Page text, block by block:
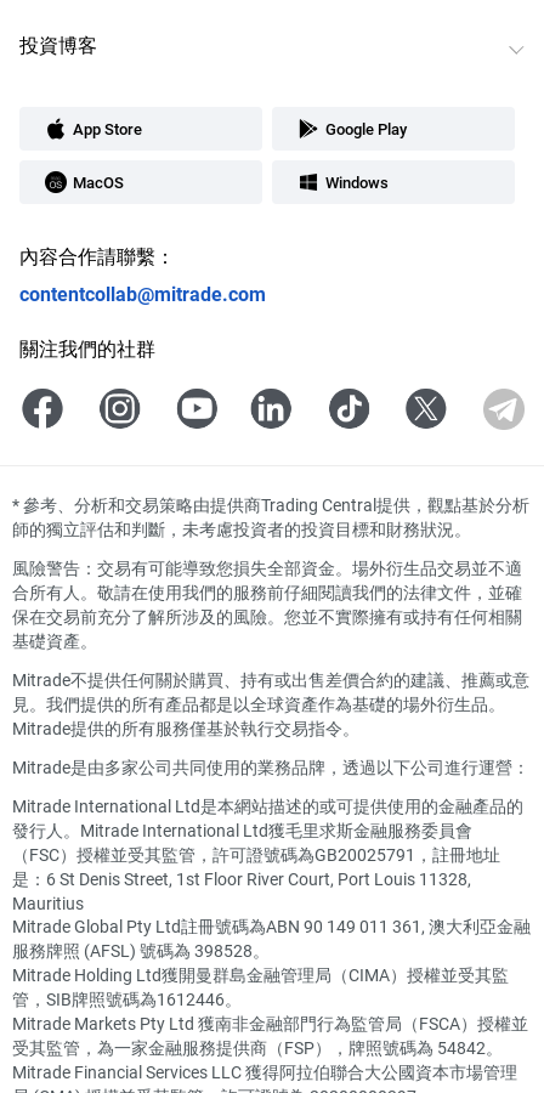
投資博客
App Store Google Play
MacOS Windows
內容合作請聯繫：
contentcollab@mitrade.com
關注我們的社群
*參考、分析和交易策略由提供商Trading Central提供，觀點基於分析
師的獨立評估和判斷，未考慮投資者的投資目標和財務狀況。
風險警告：交易有可能導致您損失全部資金。場外衍生品交易並不適
合所有人。敬請在使用我們的服務前仔細閱讀我們的法律文件，並確
保在交易前充分了解所涉及的風險。您並不實際擁有或持有任何相關
基礎資產。
Mitrade不提供任何關於購買、持有或出售差價合約的建議、推薦或意
見。我們提供的所有產品都是以全球資產作為基礎的場外衍生品。
Mitrade提供的所有服務僅基於執行交易指令。
Mitrade是由多家公司共同使用的業務品牌，透過以下公司進行運營：
Mitrade International Ltd是本網站描述的或可提供使用的金融產品的
發行人。Mitrade International Ltd獲毛里求斯金融服務委員會
（FSC）授權並受其監管，許可證號碼為GB20025791，註冊地址
是：6 St Denis Street, 1st Floor River Court, Port Louis 11328,
Mauritius
Mitrade Global Pty Ltd註冊號碼為ABN 90 149 011 361, 澳大利亞金融
服務牌照 (AFSL) 號碼為 398528。
Mitrade Holding Ltd獲開曼群島金融管理局（CIMA）授權並受其監
管，SIB牌照號碼為1612446。
Mitrade Markets Pty Ltd 獲南非金融部門行為監管局（FSCA）授權並
受其監管，為一家金融服務提供商（FSP），牌照號碼為 54842。
Mitrade Financial Services LLC 獲得阿拉伯聯合大公國資本市場管理